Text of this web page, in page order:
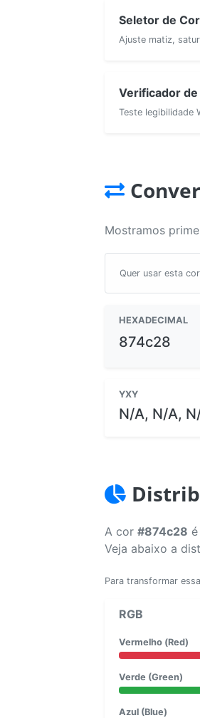
Seletor de
Ajuste matiz,
Verificador
Teste legibilidade
Mostramos
Quer usar esta
HEXADECIMAL
874c28
YXY
N/A, N/A,
A cor #874c28
Veja abaixo a
Para transformar
RGB
Vermelho (Red)
Verde (Green)
Azul (Blue)